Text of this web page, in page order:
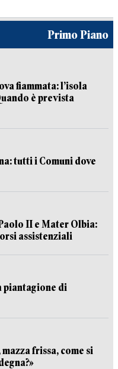
Primo Piano
fiammata: l’isola
è prevista
tutti i Comuni dove
II e Mater Olbia:
assistenziali
piantagione di
frissa, come si